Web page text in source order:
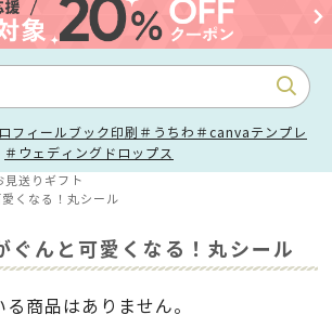
フィールブック印刷 ＃うちわ ＃canvaテンプレ
＃ウェディングドロップス
見送りギフト
くなる！丸シール
ぐんと可愛くなる！丸シール
商品はありません。